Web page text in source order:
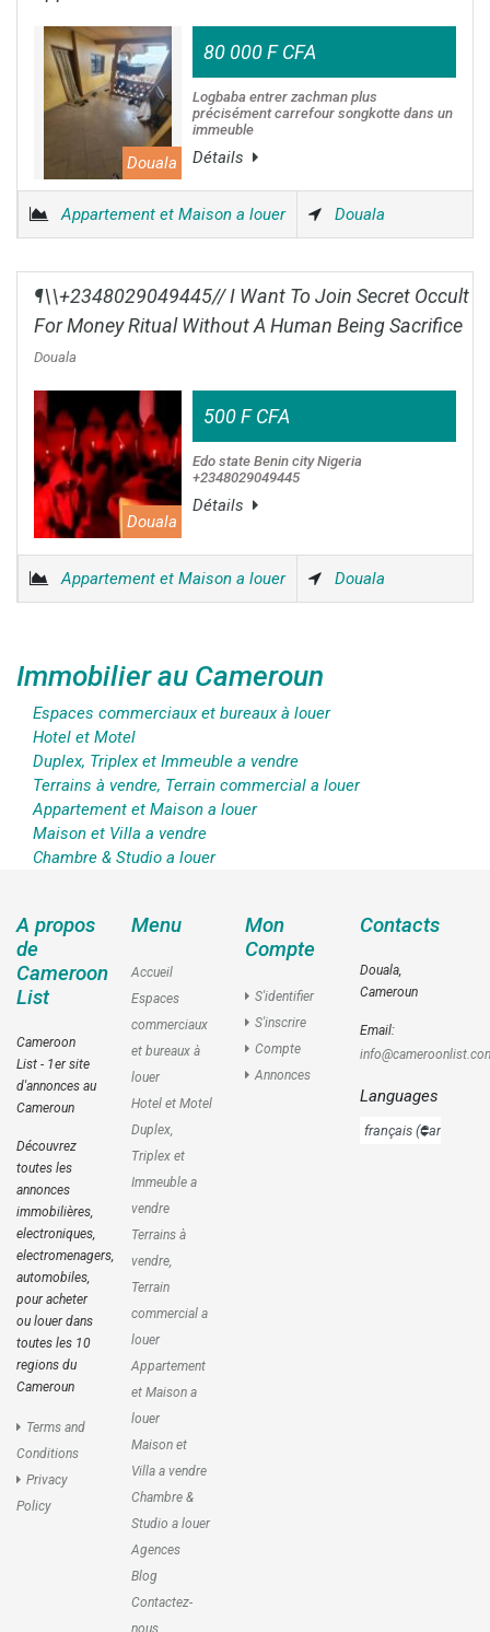
Douala
80 000 F CFA
Logbaba entrer zachman plus
précisément carrefour songkotte dans un
immeuble
Détails
Appartement et Maison a louer Douala
¶\\+2348029049445// I Want To Join Secret Occult
For Money Ritual Without A Human Being Sacrifice
Douala
Douala
500 F CFA
Edo state Benin city Nigeria
+2348029049445
Détails
Appartement et Maison a louer Douala
Immobilier au Cameroun
Espaces commerciaux et bureaux à louer
Hotel et Motel
Duplex, Triplex et Immeuble a vendre
Terrains à vendre, Terrain commercial a louer
Appartement et Maison a louer
Maison et Villa a vendre
Chambre & Studio a louer
A propos
de
Cameroon
List
Cameroon
List - 1er site
d'annonces au
Cameroun
Découvrez
toutes les
annonces
immobilières,
electroniques,
electromenagers,
automobiles,
pour acheter
ou louer dans
toutes les 10
regions du
Cameroun
Terms and
Conditions
Privacy
Policy
Menu
Accueil
Espaces
commerciaux
et bureaux à
louer
Hotel et Motel
Duplex,
Triplex et
Immeuble a
vendre
Terrains à
vendre,
Terrain
commercial a
louer
Appartement
et Maison a
louer
Maison et
Villa a vendre
Chambre &
Studio a louer
Agences
Blog
Contactez-
Mon
Compte
S'identifier
S'inscrire
Compte
Annonces
Contacts
Douala,
Cameroun
Email:
Languages